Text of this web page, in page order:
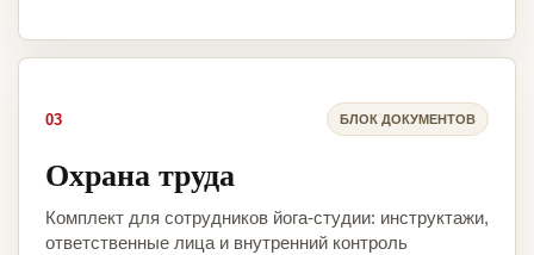
03 БЛОК ДОКУМЕНТОВ
Охрана труда
Комплект для сотрудников йога-студии: инструктажи,
ответственные лица и внутренний контроль